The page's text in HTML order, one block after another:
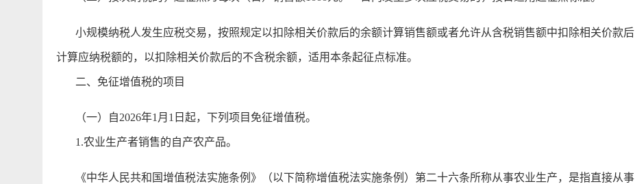
小规模纳税人发生应税交易，按照规定以扣除相关价款后的余额计算销售额或者允许从含税销售额中扣除相关价款后
计算应纳税额的，以扣除相关价款后的不含税余额，适用本条起征点标准。
二、免征增值税的项目
（一）自2026年1月1日起，下列项目免征增值税。
1.农业生产者销售的自产农产品。
《中华人民共和国增值税法实施条例》（以下简称增值税法实施条例）第二十六条所称从事农业生产，是指直接从事